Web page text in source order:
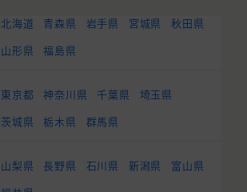
北海道 青森県 岩手県 宮城県
秋田県
山形県
福島県
東京都 神奈川県 千葉県
埼玉県
茨城県
栃木県 群馬県
山梨県 長野県 石川県 新潟県
富山県